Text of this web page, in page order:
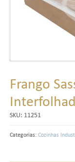
Frango
SKU: 11251
Categorias:Cozinhas